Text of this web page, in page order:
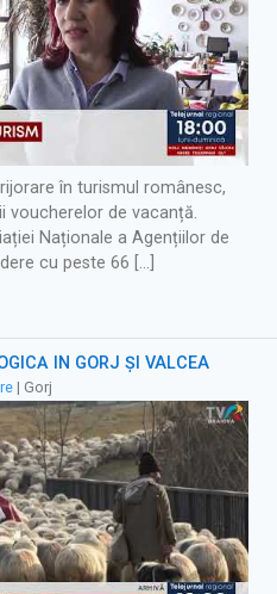
în turismul românesc,
voucherelor de vacanță.
Naționale a Agențiilor de
cu peste 66 […]
ÎN GORJ ȘI VÂLCEA
| Gorj